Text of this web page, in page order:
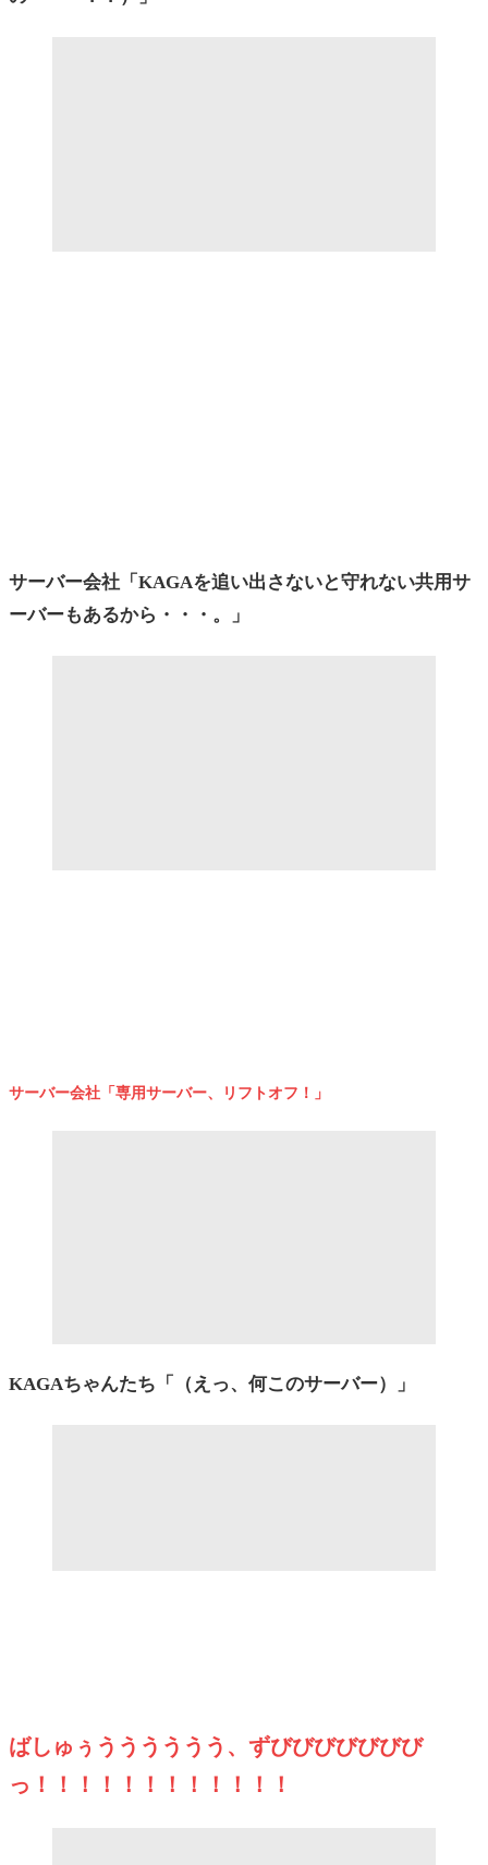
サーバー会社「KAGAを追い出さないと守れない共用サ
ーバーもあるから・・・。」
サーバー会社「専用サーバー、リフトオフ！」
KAGAちゃんたち「（えっ、何このサーバー）」
ばしゅぅうううううう、ずびびびびびびび
っ！！！！！！！！！！！！